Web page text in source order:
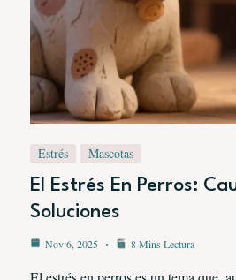
Estrés Mascotas
El Estrés En Perros:
Soluciones
Nov 6, 2025 8 Mins Lectura